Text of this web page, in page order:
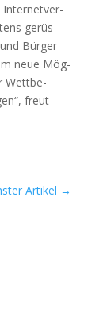
Inter­net­ver­
gerüs­
Bür­ger
neue Mög­
Wett­be­
freut
Artikel →